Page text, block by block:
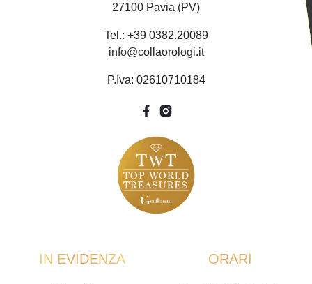
27100 Pavia (PV)
Tel.: +39 0382.20089
info@collaorologi.it
P.Iva: 02610710184
IN EVIDENZA ORARI